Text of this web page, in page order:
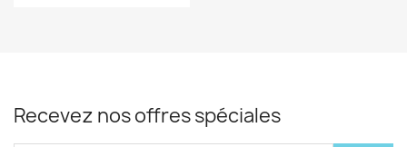
Recevez nos offres spéciales